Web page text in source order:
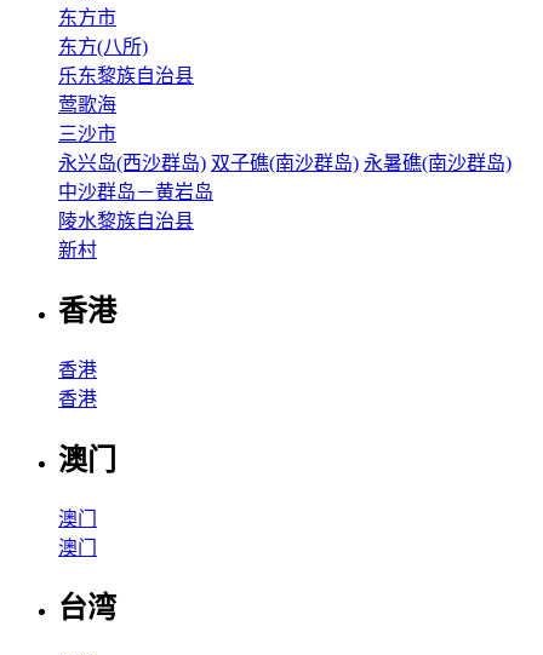
东方市
东方(八所)
乐东黎族自治县
莺歌海
三沙市
永兴岛(西沙群岛) 双子礁(南沙群岛) 永暑礁(南沙群岛)
中沙群岛－黄岩岛
陵水黎族自治县
新村
香港
香港
香港
澳门
澳门
澳门
台湾